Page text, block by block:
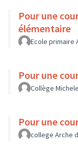
Pour une
élémentaire
Ecole primaire
Pour une
Collège
Pour une
college Arche